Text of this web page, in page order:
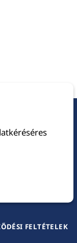
FELTÉTELEK